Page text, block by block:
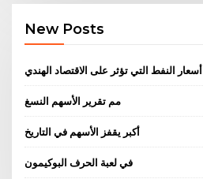
New Posts
أسعار النفط التي تؤثر على الاقتصاد الهندي
مم تقرير الأسهم النسغ
أكبر يقفز الأسهم في التاريخ
في لعبة الحرف البوكيمون